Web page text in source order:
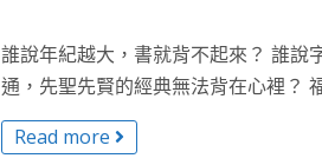
誰說年紀越大，書就背不起來？ 誰說
通，先聖先賢的經典無法背在心裡？
Read more